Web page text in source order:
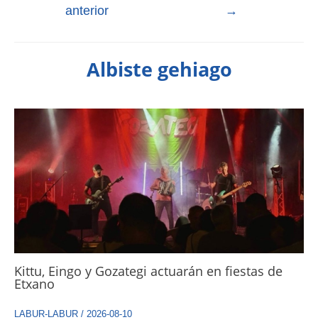
anterior
→
Albiste gehiago
Kittu, Eingo y Gozategi actuarán en fiestas de
Etxano
LABUR-LABUR / 2026-08-10